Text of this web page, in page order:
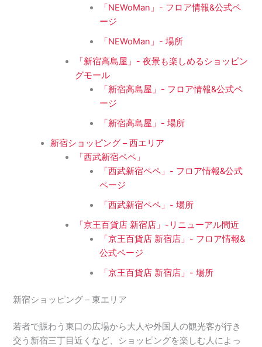
「NEWoMan」- フロア情報&公式ペ
ージ
「NEWoMan」- 場所
「新宿高島屋」- 夜景も楽しめるショッピン
グモール
「新宿高島屋」- フロア情報&公式ペ
ージ
「新宿高島屋」- 場所
新宿ショッピング – 西エリア
「西武新宿ペペ」
「西武新宿ペペ」- フロア情報&公式
ページ
「西武新宿ペペ」- 場所
「京王百貨店 新宿店」-リニューアル間近
「京王百貨店 新宿店」- フロア情報&
公式ページ
「京王百貨店 新宿店」- 場所
新宿ショッピング – 東エリア
若者で賑わう東口の広場から大人や外国人の観光客が行き
交う新宿三丁目近くなど、ショッピングを楽しむ人によっ